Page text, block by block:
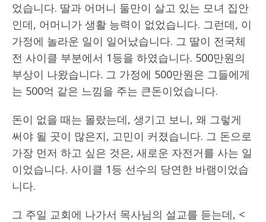
었습니다. 딸과 어머니 둘만이 살고 있는 모녀 집안
인데, 어머니가 생활 능력이 없었습니다. 그런데, 이
가정에 놀라운 일이 일어났습니다. 그 딸이 전국체
전 사이클 부분에서 1등을 하였습니다. 500만원의
부상이 나왔습니다. 그 가정에 500만원은 그들에게
는 500억 같은 느낌을 주는 큰돈이었습니다.
돈이 없을 때는 몰랐는데, 생기고 보니, 왜 그렇게
써야 될 곳이 많은지, 고민이 커졌습니다. 그 돈으로
가장 먼저 하고 싶은 것은, 새로운 자전거를 사는 일
이었습니다. 사이클 1등 선수의 당연한 바램이었습
니다.
그 주일 교회에 나가서 목사님의 설교를 듣는데, <